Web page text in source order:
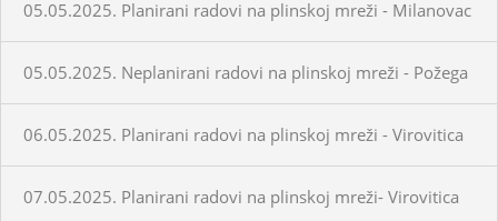
05.05.2025. Planirani radovi na plinskoj mreži - Milanovac
05.05.2025. Neplanirani radovi na plinskoj mreži - Požega
06.05.2025. Planirani radovi na plinskoj mreži - Virovitica
07.05.2025. Planirani radovi na plinskoj mreži- Virovitica